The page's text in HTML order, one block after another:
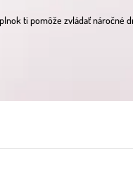
ti pomôže zvládať náročné